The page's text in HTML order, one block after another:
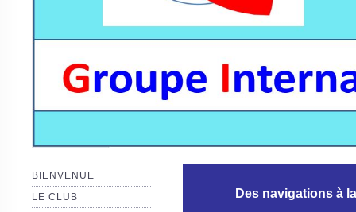
BIENVENUE
LE CLUB
Des navigations à la